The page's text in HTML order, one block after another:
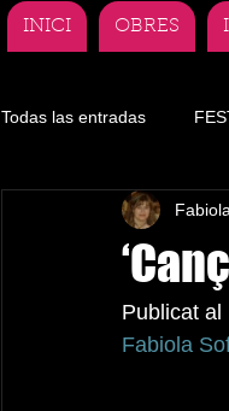
INICI OBRES
Todas las entradas
Literatura Lengua
Publicat al
Fabiola